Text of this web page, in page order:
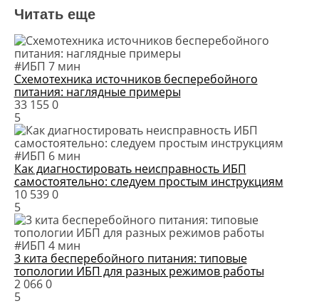
Читать еще
#ИБП 7 мин
Схемотехника источников бесперебойного
питания: наглядные примеры
33 155 0
5
#ИБП 6 мин
Как диагностировать неисправность ИБП
самостоятельно: следуем простым инструкциям
10 539 0
5
#ИБП 4 мин
3 кита бесперебойного питания: типовые
топологии ИБП для разных режимов работы
2 066 0
5